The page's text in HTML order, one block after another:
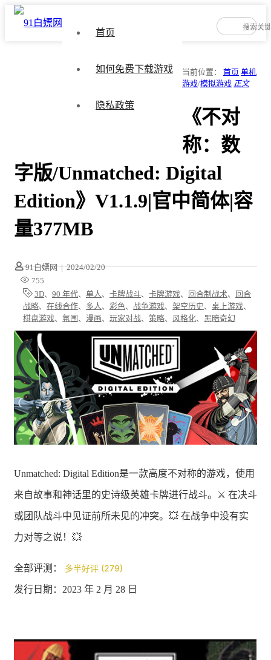
首页
如何免费下载游戏
隐私政策
当前位置： 首页 单机
游戏/模拟游戏 正文
《不对
称：数
字版/Unmatched: Digital
Edition》V1.1.9|官中简体|容
量377MB
91白嫖网 | 2024/02/20
755
3D、 90 年代、 单人 、 卡牌战斗、 卡牌游戏、 回合制战术、
回合
战略、 在线合作、 多人 、 彩色、 战争游戏、 架空历史、 桌上游戏、
棋盘游戏、 氛围 、 漫画、 玩家对战、 策略、 风格化、 黑暗奇幻
Unmatched: Digital Edition是一款高度不对称的游戏，使用
来自故事和神话里的史诗级英雄卡牌进行战斗。⚔️ 在决斗
或团队战斗中见证前所未见的冲突。💥 在战争中没有实
力对等之说！💥
全部评测： 多半好评 (279)
发行日期：2023 年 2 月 28 日